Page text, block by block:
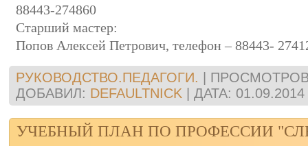
88443-274860
Старший мастер:
Попов Алексей Петрович, телефон – 88443-
РУКОВОДСТВО.ПЕДАГОГИ.
ДОБАВИЛ: DEFAULTNICK ДАТА: 01.09.2014
УЧЕБНЫЙ ПЛАН ПО ПРОФЕССИИ